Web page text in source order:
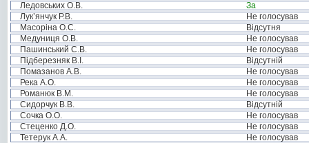
Ледовських О.В.
За
Лук’янчук Р.В.
Не голосував
Масоріна О.С.
Відсутня
Медуниця О.В.
Не голосував
Пашинський С.В.
Не голосував
Підберезняк В.І.
Відсутній
Помазанов А.В.
Не голосував
Река А.О.
Не голосував
Романюк В.М.
Не голосував
Сидорчук В.В.
Відсутній
Сочка О.О.
Не голосував
Стеценко Д.О.
Не голосував
Тетерук А.А.
Не голосував